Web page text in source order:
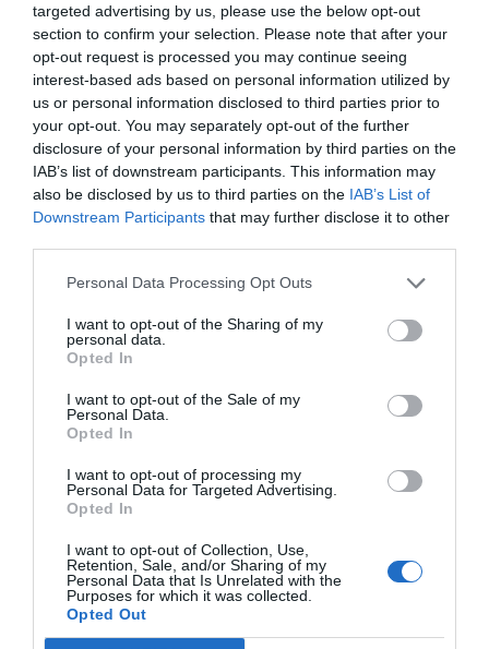
targeted advertising by us, please use the below opt-out
section to confirm your selection. Please note that after your
opt-out request is processed you may continue seeing
interest-based ads based on personal information utilized by
us or personal information disclosed to third parties prior to
your opt-out. You may separately opt-out of the further
disclosure of your personal information by third parties on the
IAB’s list of downstream participants. This information may
also be disclosed by us to third parties on the IAB’s List of
Downstream Participants that may further disclose it to other
Personal Data Processing Opt Outs
I want to opt-out of the Sharing of my
personal data.
Opted In
I want to opt-out of the Sale of my
Personal Data.
Opted In
I want to opt-out of processing my
Personal Data for Targeted Advertising.
Opted In
I want to opt-out of Collection, Use,
Retention, Sale, and/or Sharing of my
Personal Data that Is Unrelated with the
Purposes for which it was collected.
Opted Out
ECONOMÍA
Telefónica. Situación límite: bronca en Reino
Unido, el riesgo de deuda en el alero... y
Enrique Goñi reivindica la Presidencia
Eulogio López 06/08/26 16:47
ECONOMÍA
Disney cree que sus acciones están
infravaloradas y hará más recompras
Cristina Martín 06/08/26 17:11
Siemens baja en bolsa, pese a que vuelve a
Cristina Martín 06/08/26 15:12
“Sánchez es un sinvergüenza que ha
abandonado a su país, porque Ceuta es
España. Tenemos un Gobierno en
connivencia con Marruecos”: acusa una ceutí
Hispanidad 06/08/26 11:30
Marcelo Gullo: “El trabajo de desmitificar la
historia, de poner la verdadera, de
desmontar la falsificación, es un trabajo